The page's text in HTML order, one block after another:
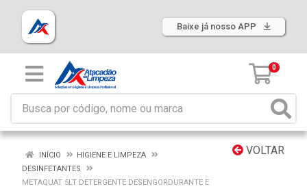
Baixe já nosso APP
0
VOLTAR
INÍCIO
HIGIENE E LIMPEZA
DESINFETANTES
METAQUAT 5LT DETERGENTE DESENGORDURANTE E